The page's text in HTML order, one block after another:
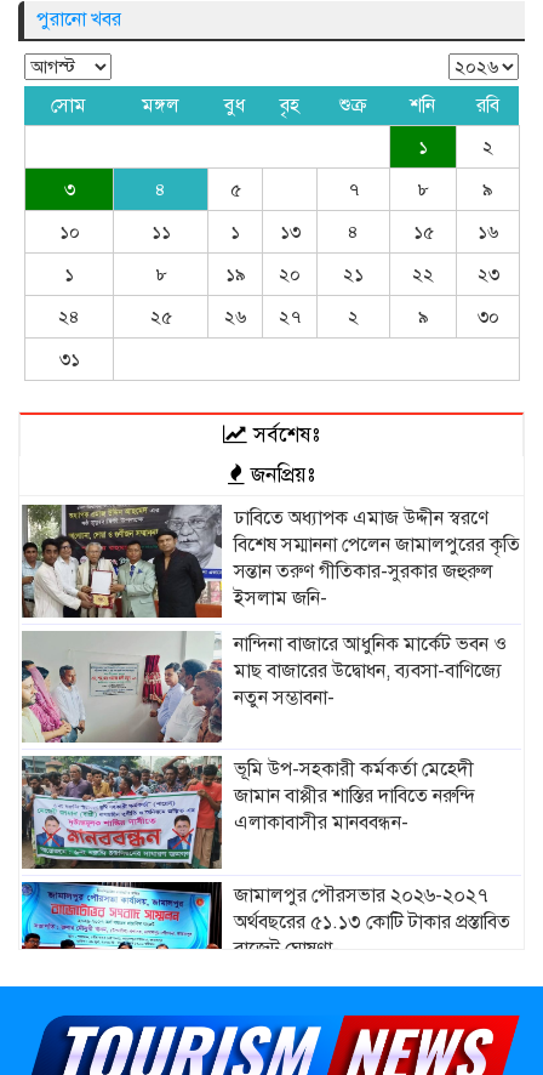
পুরানো খবর
সোম মঙ্গল বুধ বৃহ শুক্র শনি রবি
১
২
৩
৪ ৫ ৭ ৮
৯
১০
১১ ১ ১৩ ৪ ১৫
১৬
১
৮ ১৯ ২০ ২১ ২২
২৩
২৪
২৫ ২৬ ২৭ ২ ৯
৩০
৩১
সর্বশেষঃ
জনপ্রিয়ঃ
ঢাবিতে অধ্যাপক এমাজ উদ্দীন স্বরণে
বিশেষ সম্মাননা পেলেন জামালপুরের কৃতি
সন্তান তরুণ গীতিকার-সুরকার জহুরুল
ইসলাম জনি-
নান্দিনা বাজারে আধুনিক মার্কেট ভবন ও
মাছ বাজারের উদ্বোধন, ব্যবসা-বাণিজ্যে
নতুন সম্ভাবনা-
ভূমি উপ-সহকারী কর্মকর্তা মেহেদী
জামান বাপ্পীর শাস্তির দাবিতে নরুন্দি
এলাকাবাসীর মানববন্ধন-
জামালপুর পৌরসভার ২০২৬-২০২৭
অর্থবছরের ৫১.১৩ কোটি টাকার প্রস্তাবিত
বাজেট ঘোষণা-
মাদারগঞ্জে নারী ও শিশু সুরক্ষা বিষয়ে
সচেতনতামূলক সভা অনুষ্ঠিত-